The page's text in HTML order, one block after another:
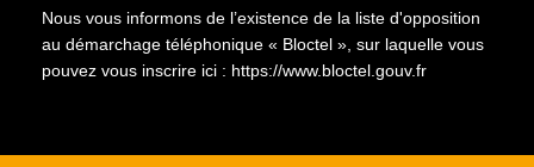
Nous vous informons de l’existence de la liste d'opposition
au démarchage téléphonique « Bloctel », sur laquelle vous
pouvez vous inscrire ici : https://www.bloctel.gouv.fr